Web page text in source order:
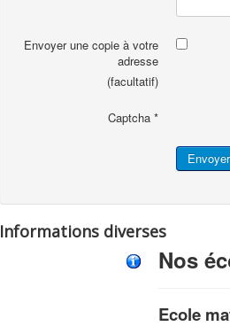
Envoyer une copie à votre
adresse
(facultatif)
Captcha *
Envoyer
Informations diverses
Nos
Ecole